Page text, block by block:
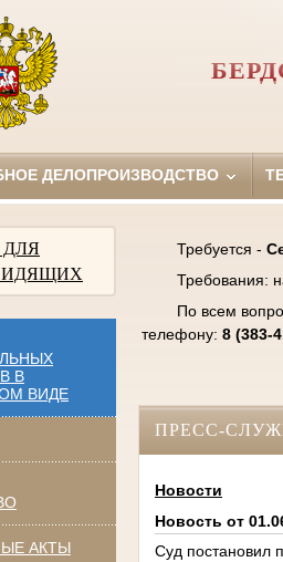
ДЕЛОПРОИЗВОДСТВО
ДЛЯ
В
ВИДЕ
АКТЫ
Требуется -
Требования:
По всем
телефону:8 (383-
ПРЕСС-
Новости
Новость от
Суд постановил